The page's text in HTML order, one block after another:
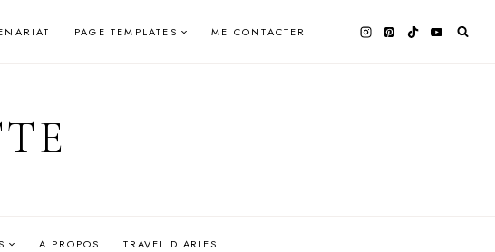
PAGE TEMPLATES ME CONTACTER
A PROPOS TRAVEL DIARIES